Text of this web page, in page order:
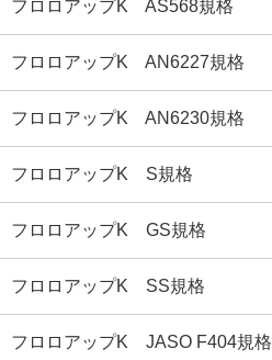
フロロアップK AS568規格
フロロアップK AN6227規格
フロロアップK AN6230規格
フロロアップK S規格
フロロアップK GS規格
フロロアップK SS規格
フロロアップK JASO F404規格